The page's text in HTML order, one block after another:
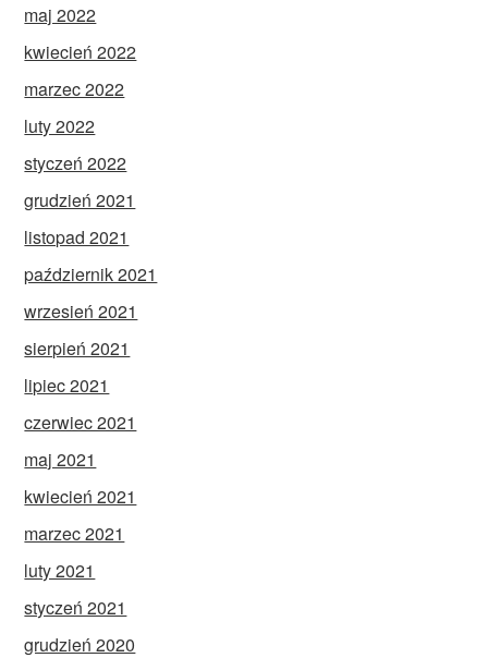
maj 2022
kwiecień 2022
marzec 2022
luty 2022
styczeń 2022
grudzień 2021
listopad 2021
październik 2021
wrzesień 2021
sierpień 2021
lipiec 2021
czerwiec 2021
maj 2021
kwiecień 2021
marzec 2021
luty 2021
styczeń 2021
grudzień 2020